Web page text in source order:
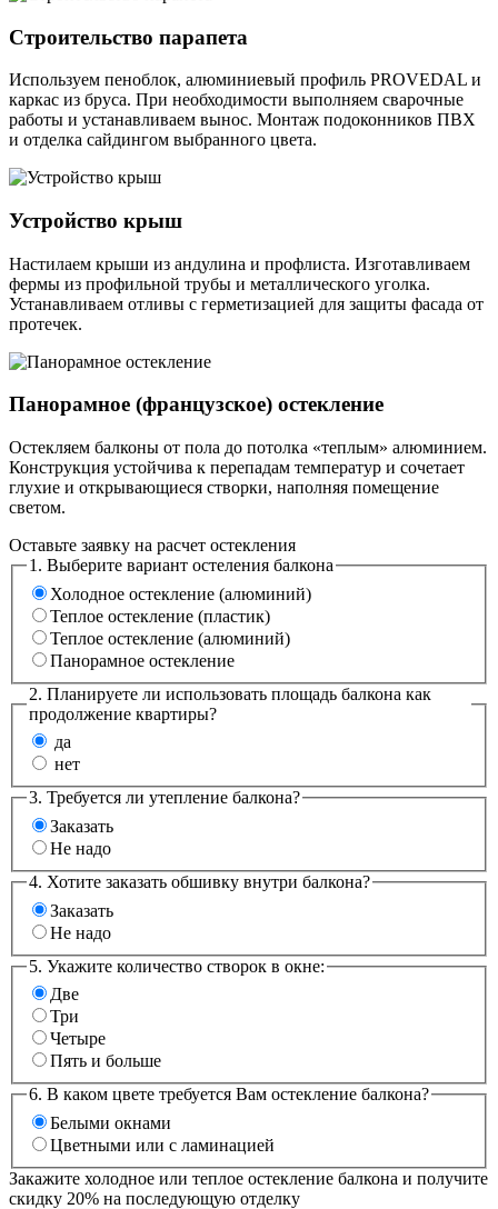
Строительство парапета
Используем пеноблок, алюминиевый профиль PROVEDAL и
каркас из бруса. При необходимости выполняем сварочные
работы и устанавливаем вынос. Монтаж подоконников ПВХ
и отделка сайдингом выбранного цвета.
Устройство крыш
Настилаем крыши из андулина и профлиста. Изготавливаем
фермы из профильной трубы и металлического уголка.
Устанавливаем отливы с герметизацией для защиты фасада от
протечек.
Панорамное (французское) остекление
Остекляем балконы от пола до потолка «теплым» алюминием.
Конструкция устойчива к перепадам температур и сочетает
глухие и открывающиеся створки, наполняя помещение
светом.
Оставьте заявку на расчет остекления
1. Выберите вариант остеления балкона
Холодное остекление (алюминий)
Теплое остекление (пластик)
Теплое остекление (алюминий)
Панорамное остекление
2. Планируете ли использовать площадь балкона как
продолжение квартиры?
да
нет
3. Требуется ли утепление балкона?
Заказать
Не надо
4. Хотите заказать обшивку внутри балкона?
Заказать
Не надо
5. Укажите количество створок в окне:
Две
Три
Четыре
Пять и больше
6. В каком цвете требуется Вам остекление балкона?
Белыми окнами
Цветными или с ламинацией
Закажите холодное или теплое остекление балкона и получите
скидку 20% на последующую отделку